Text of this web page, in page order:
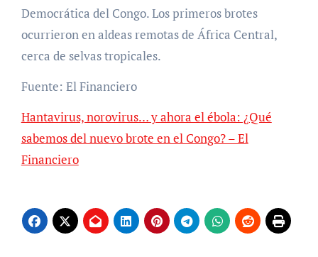
Democrática del Congo. Los primeros brotes
ocurrieron en aldeas remotas de África Central,
cerca de selvas tropicales.
Fuente: El Financiero
Hantavirus, norovirus… y ahora el ébola: ¿Qué
sabemos del nuevo brote en el Congo? – El
Financiero